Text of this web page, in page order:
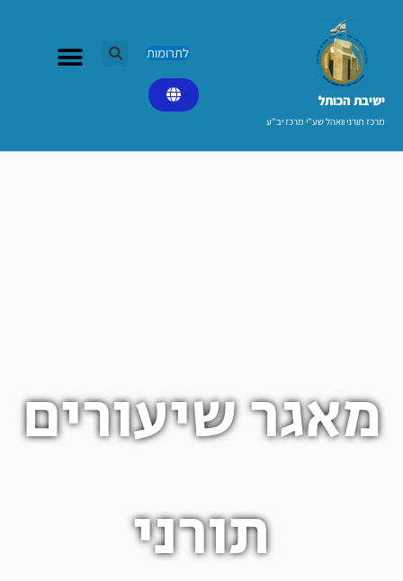
ישיבת הכותל​
מרכז תורני וואהל שע"י מרכז יב"ע
לתרומות
מאגר שיעורים
תורני